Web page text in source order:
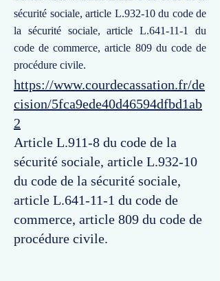
sécurité sociale, article L.932-10 du code de
la sécurité sociale, article L.641-11-1 du
code de commerce, article 809 du code de
procédure civile.
https://www.courdecassation.fr/de
cision/5fca9ede40d46594dfbd1ab
2
Article L.911-8 du code de la
sécurité sociale, article L.932-10
du code de la sécurité sociale,
article L.641-11-1 du code de
commerce, article 809 du code de
procédure civile.